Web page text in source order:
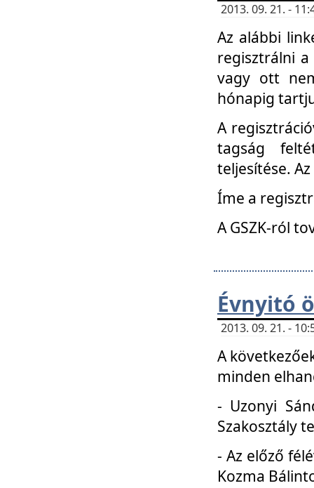
2013. 09. 21. -
Az alábbi
regisztrálni
vagy ott
hónapig
A
tagság
teljesítése.
Íme a
A GSZK-ról
Évnyitó
2013. 09. 21. -
A
minden
- Uzonyi
Szakosztály
- Az előző
Kozma